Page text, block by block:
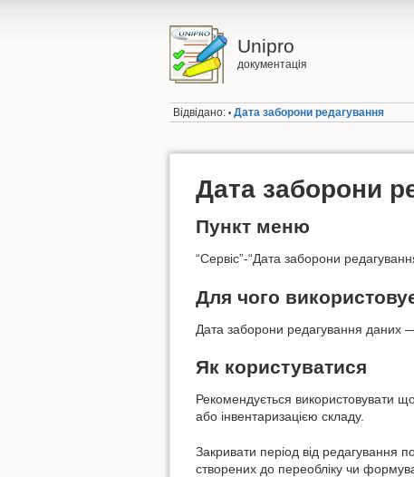
Unipro
документація
Відвідано: • Дата заборони редагування
Дата заборони
Пункт меню
“Сервіс”-“Дата заборони
Для чого
Дата заборони редагування даних
Як користуватися
Рекомендується використовувати
або інвентаризацією складу.
Закривати період від редагування
створених до переобліку чи